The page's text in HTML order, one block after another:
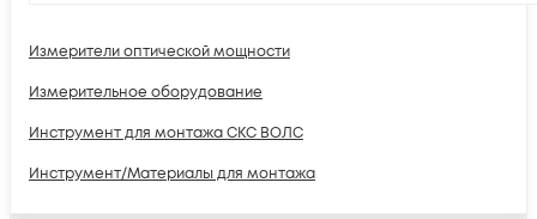
Измерители оптической мощности
Измерительное оборудование
Инструмент для монтажа СКС ВОЛС
Инструмент/Материалы для монтажа